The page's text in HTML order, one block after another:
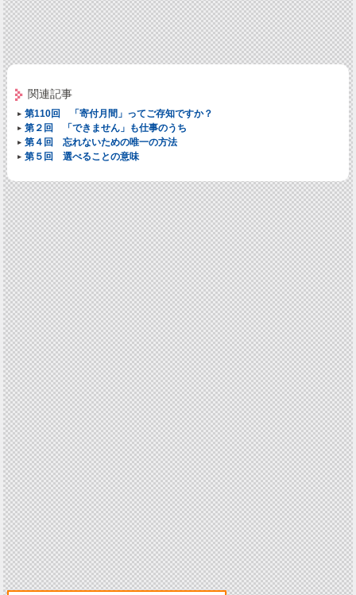
関連記事
第110回 「寄付月間」ってご存知ですか？
第２回 「できません」も仕事のうち
第４回 忘れないための唯一の方法
第５回 選べることの意味